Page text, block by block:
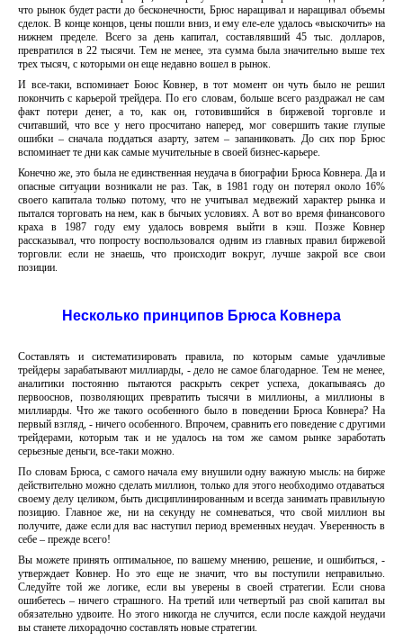
что рынок будет расти до бесконечности, Брюс наращивал и наращивал объемы
сделок. В конце концов, цены пошли вниз, и ему еле-еле удалось «выскочить» на
нижнем пределе. Всего за день капитал, составлявший 45 тыс. долларов,
превратился в 22 тысячи. Тем не менее, эта сумма была значительно выше тех
трех тысяч, с которыми он еще недавно вошел в рынок.
И все-таки, вспоминает Боюс Ковнер, в тот момент он чуть было не решил
покончить с карьерой трейдера. По его словам, больше всего раздражал не сам
факт потери денег, а то, как он, готовившийся в биржевой торговле и
считавший, что все у него просчитано наперед, мог совершить такие глупые
ошибки – сначала поддаться азарту, затем – запаниковать. До сих пор Брюс
вспоминает те дни как самые мучительные в своей бизнес-карьере.
Конечно же, это была не единственная неудача в биографии Брюса Ковнера. Да и
опасные ситуации возникали не раз. Так, в 1981 году он потерял около 16%
своего капитала только потому, что не учитывал медвежий характер рынка и
пытался торговать на нем, как в бычьих условиях. А вот во время финансового
краха в 1987 году ему удалось вовремя выйти в кэш. Позже Ковнер
рассказывал, что попросту воспользовался одним из главных правил биржевой
торговли: если не знаешь, что происходит вокруг, лучше закрой все свои
позиции.
Несколько принципов Брюса Ковнера
Составлять и систематизировать правила, по которым самые удачливые
трейдеры зарабатывают миллиарды, - дело не самое благодарное. Тем не менее,
аналитики постоянно пытаются раскрыть секрет успеха, докапываясь до
первооснов, позволяющих превратить тысячи в миллионы, а миллионы в
миллиарды. Что же такого особенного было в поведении Брюса Ковнера? На
первый взгляд, - ничего особенного. Впрочем, сравнить его поведение с другими
трейдерами, которым так и не удалось на том же самом рынке заработать
серьезные деньги, все-таки можно.
По словам Брюса, с самого начала ему внушили одну важную мысль: на бирже
действительно можно сделать миллион, только для этого необходимо отдаваться
своему делу целиком, быть дисциплинированным и всегда занимать правильную
позицию. Главное же, ни на секунду не сомневаться, что свой миллион вы
получите, даже если для вас наступил период временных неудач. Уверенность в
себе – прежде всего!
Вы можете принять оптимальное, по вашему мнению, решение, и ошибиться, -
утверждает Ковнер. Но это еще не значит, что вы поступили неправильно.
Следуйте той же логике, если вы уверены в своей стратегии. Если снова
ошибетесь – ничего страшного. На третий или четвертый раз свой капитал вы
обязательно удвоите. Но этого никогда не случится, если после каждой неудачи
вы станете лихорадочно составлять новые стратегии.